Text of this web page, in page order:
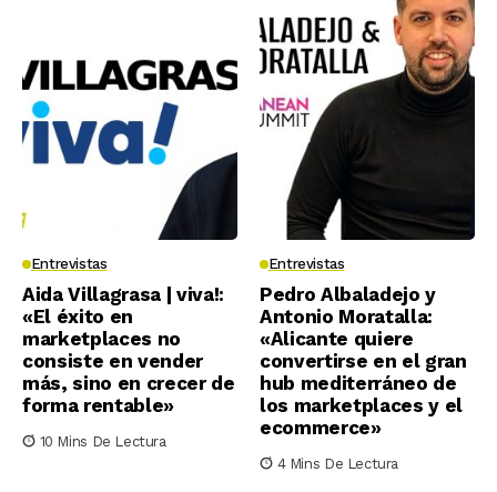
Entrevistas
Aida Villagrasa | viva!:
«El éxito en
marketplaces no
consiste en vender
más, sino en crecer de
forma rentable»
10 Mins De Lectura
Entrevistas
Pedro Albaladejo y
Antonio Moratalla:
«Alicante quiere
convertirse en el gran
hub mediterráneo de
los marketplaces y el
ecommerce»
4 Mins De Lectura